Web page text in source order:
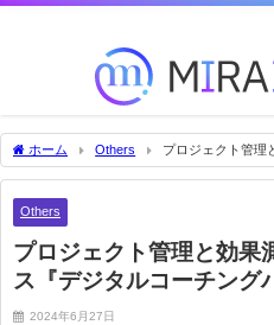
ホーム Others
プロジェクト管理
ルコーチングハブ』登場
Others
プロジェクト管理と効果
ス『デジタルコーチング
2024年6月27日